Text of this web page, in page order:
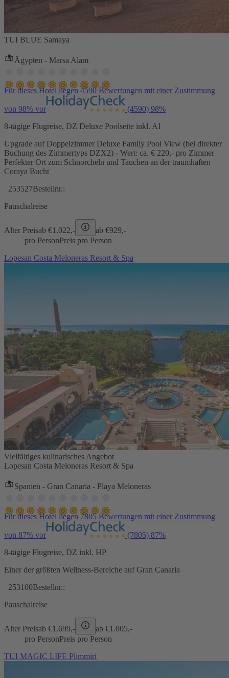
TUI BLUE Samaya
Ägypten - Marsa Alam
Für dieses Hotel liegen 4590 Bewertungen mit einer Zustimmung
von 98% vor (4590) 98%
8-tägige Flugreise, DZ Deluxe Poolseite inkl. AI
Upgrade auf Doppelzimmer Deluxe Family Pool View (bei direkter
Buchung des Zimmertyps DZX2) - Wert: ca. € 220,- pro Zimmer
Perfekter Ort zum Schnorcheln und Tauchen an der traumhaften
Coraya Bucht
253527Bestellnr.:
Pauschalreise
Alter Preisab €1.022,- ab €929,-
pro PersonPreis pro Person
Lopesan Costa Meloneras Resort & Spa
Vielfältiges kulinarisches Angebot
Lopesan Costa Meloneras Resort & Spa
Spanien - Gran Canaria - Playa Meloneras
Für dieses Hotel liegen 7805 Bewertungen mit einer Zustimmung
von 87% vor (7805) 87%
8-tägige Flugreise, DZ inkl. HP
Einer der größten Wellness-Bereiche auf Gran Canaria
253100Bestellnr.:
Pauschalreise
Alter Preisab €1.699,- ab €1.005,-
pro PersonPreis pro Person
TUI MAGIC LIFE Plimmiri